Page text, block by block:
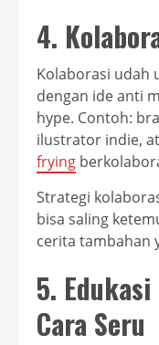
4.
Kolaborasi udah
dengan ide anti
hype. Contoh:
ilustrator indie,
frying
Strategi
bisa saling
cerita tambahan
5.
Cara Seru